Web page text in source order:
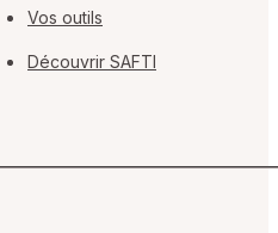
Vos outils
Découvrir SAFTI